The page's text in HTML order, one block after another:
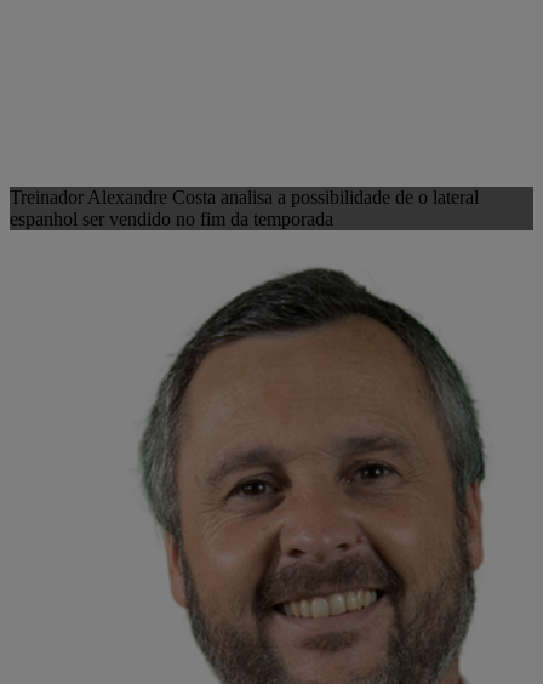
Treinador Alexandre Costa analisa a possibilidade de o lateral
espanhol ser vendido no fim da temporada